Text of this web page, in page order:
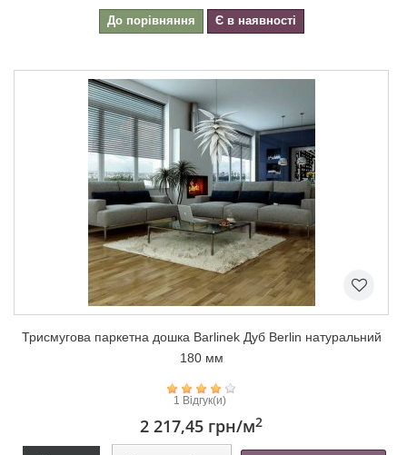
До порівняння Є в наявності
Триcмугова паркетна дошка Barlinek Дуб Berlin натуральний
180 мм
1 Відгук(и)
2 217,45 грн/м2